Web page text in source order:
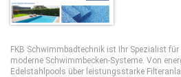
FKB Schwimmbadtechnik ist Ihr Spezialist
moderne Schwimmbecken-Systeme. Von
Edelstahlpools über leistungsstarke